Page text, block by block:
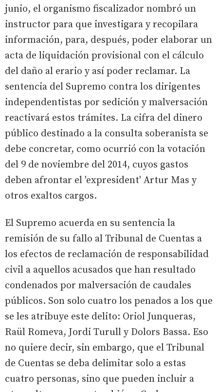
junio, el organismo fiscalizador nombró un
instructor para que investigara y recopilara
información, para, después, poder elaborar un
acta de liquidación provisional con el cálculo
del daño al erario y así poder reclamar. La
sentencia del Supremo contra los dirigentes
independentistas por sedición y malversación
reactivará estos trámites. La cifra del dinero
público destinado a la consulta soberanista se
debe concretar, como ocurrió con la votación
del 9 de noviembre del 2014, cuyos gastos
deben afrontar el 'expresident' Artur Mas y
otros exaltos cargos.
El Supremo acuerda en su sentencia la
remisión de su fallo al Tribunal de Cuentas a
los efectos de reclamación de responsabilidad
civil a aquellos acusados que han resultado
condenados por malversación de caudales
públicos. Son solo cuatro los penados a los que
se les atribuye este delito: Oriol Junqueras,
Raül Romeva, Jordi Turull y Dolors Bassa. Eso
no quiere decir, sin embargo, que el Tribunal
de Cuentas se deba delimitar solo a estas
cuatro personas, sino que pueden incluir a